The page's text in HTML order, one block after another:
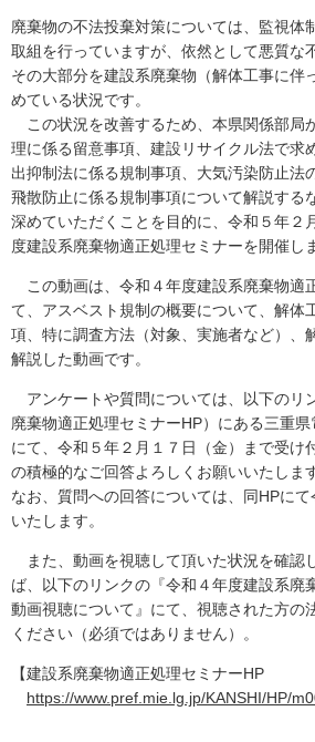
廃棄物の不法投棄対策については、監視体
取組を行っていますが、依然として悪質な
その大部分を建設系廃棄物（解体工事に伴
めている状況です。
この状況を改善するため、本県関係部局
理に係る留意事項、建設リサイクル法で求
出抑制法に係る規制事項、大気汚染防止法
飛散防止に係る規制事項について解説する
深めていただくことを目的に、令和５年２
度建設系廃棄物適正処理セミナーを開催し
この動画は、令和４年度建設系廃棄物適
て、アスベスト規制の概要について、解体
項、特に調査方法（対象、実施者など）、
解説した動画です。
アンケートや質問については、以下のリ
廃棄物適正処理セミナーHP）にある三重
にて、令和５年２月１７日（金）まで受け
の積極的なご回答よろしくお願いいたします
なお、質問への回答については、同HPに
いたします。
また、動画を視聴して頂いた状況を確認
ば、以下のリンクの『令和４年度建設系廃
動画視聴について』にて、視聴された方の
ください（必須ではありません）。
【建設系廃棄物適正処理セミナーHP
https://www.pref.mie.lg.jp/KANSHI/HP/